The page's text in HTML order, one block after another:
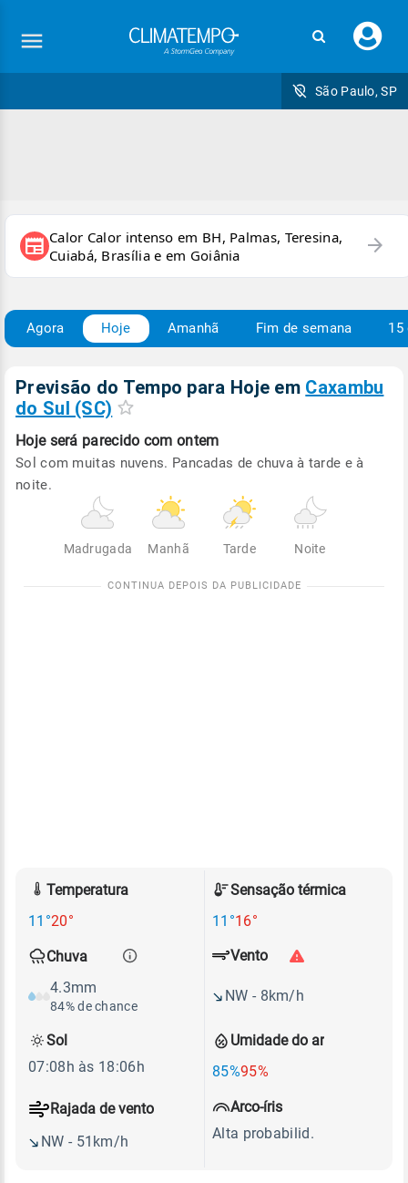
seu
São Paulo, SP
newspaper Calor Calor intenso em BH, Palmas, Teresina,
Cuiabá, Brasília e em Goiânia
arrow_forward
Agora Hoje Amanhã Fim de semana 15
Previsão do Tempo para Hoje em Caxambu
do Sul (SC)
Hoje será parecido com ontem
Sol com muitas nuvens. Pancadas de chuva à tarde e à
noite.
Madrugada Manhã Tarde Noite
Temperatura
11°20°
Sensação térmica
11°16°
Chuva
4.3mm
84% de chance
Umidade do ar
85%95%
Vento
NW - 8km/h
Rajada de vento
NW - 51km/h
Sol
07:08h às 18:06h
Arco-íris
Alta probabilid.